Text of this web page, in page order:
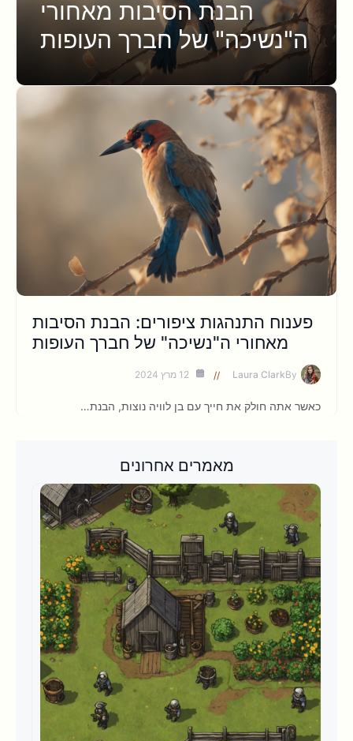
הבנת הסיבות מאחורי
ה"נשיכה" של חברך העופות
פענוח התנהגות ציפורים: הבנת הסיבות
מאחורי ה"נשיכה" של חברך העופות
By
Laura Clark
כאשר אתה חולק את חייך עם בן לוויה נוצות, הבנת…
מאמרים אחרונים